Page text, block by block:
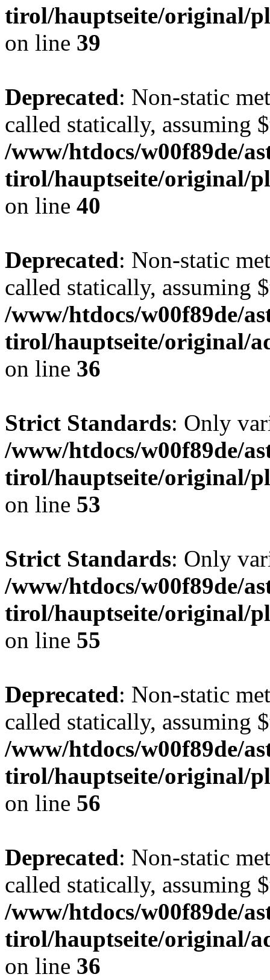
tirol/hauptseite/original/
on line 39
Deprecated: Non-static
called statically, assuming
/www/htdocs/w00f89de/
tirol/hauptseite/original/
on line 40
Deprecated: Non-static
called statically, assuming
/www/htdocs/w00f89de/
tirol/hauptseite/original/
on line 36
Strict Standards: Only
/www/htdocs/w00f89de/
tirol/hauptseite/original/
on line 53
Strict Standards: Only
/www/htdocs/w00f89de/
tirol/hauptseite/original/
on line 55
Deprecated: Non-static
called statically, assuming
/www/htdocs/w00f89de/
tirol/hauptseite/original/
on line 56
Deprecated: Non-static
called statically, assuming
/www/htdocs/w00f89de/
tirol/hauptseite/original/
on line 36